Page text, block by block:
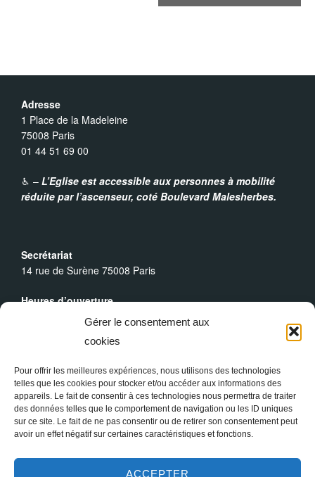
Gérer le consentement aux
cookies
Pour offrir les meilleures expériences, nous utilisons des technologies
telles que les cookies pour stocker et/ou accéder aux informations des
appareils. Le fait de consentir à ces technologies nous permettra de traiter
des données telles que le comportement de navigation ou les ID uniques
sur ce site. Le fait de ne pas consentir ou de retirer son consentement peut
avoir un effet négatif sur certaines caractéristiques et fonctions.
ACCEPTER
i
g
è
n
Adresse
1 Place de la Madeleine
75008 Paris
01 44 51 69 00
♿︎ – L’Eglise est accessible aux personnes à mobilité
réduite par l’ascenseur, coté Boulevard Malesherbes.
Secrétariat
14 rue de Surène 75008 Paris
Heures d’ouverture
Du lundi au dimanche : 9h30 - 19h00
Messes Dominicales
Dimanche, messe à10h30et18h